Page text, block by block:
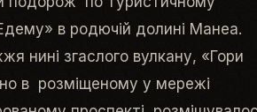
в родючій долині Манеа.
нині згаслого вулкану, «Гори
в розміщеному у мережі